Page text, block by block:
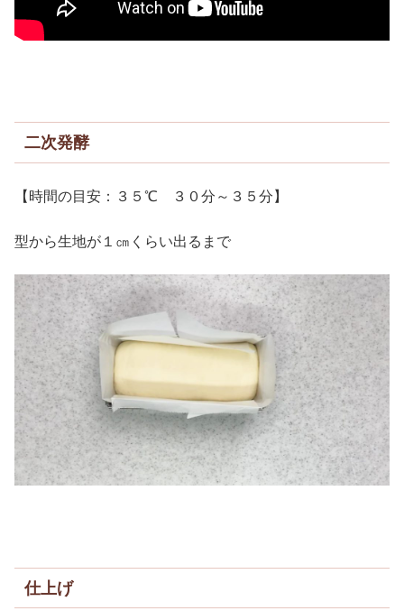
二次発酵
【時間の目安：３５℃ ３０分～３５分】
型から生地が１㎝くらい出るまで
仕上げ